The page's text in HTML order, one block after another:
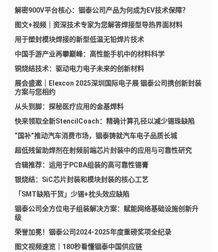
解密900V平台核心：铟泰公司产品为何成为EV技术保障？
图文+视频｜资深技术专家为您解答焊接型导热界面材料
用于塑封模块焊接的新型低温无铅焊片技术
中国手游产业再攀巅峰：高性能手机中的材料科学
铜烧结技术：驱动电力电子未来的创新材料
展会盛邀｜Elexcon 2025深圳国际电子展 铟泰公司携创新封装
方案与您相约
从头到脚：探秘医疗应用的金基焊料
快来领取全新StencilCoach：精确计算孔径以减少锡珠缺陷
“国补”推动汽车消费市场，铟泰铸就汽车电子品质长城
超低残留助焊剂在射频前端芯片封装中的应用与可靠性研究
合辑推荐：运用于PCBA组装的高可靠性锡膏
银烧结：SiC芯片封装和模块封装的核心工艺
「SMT缺陷干货」少锡+枕头效应缺陷
铟泰公司全方位电子组装解决方案：赋能网络基础设施创新升
级
荣誉加冕！铟泰公司2024-2025年度重磅奖项全纪录
图文视频速览｜180秒看懂铟泰中国供应链